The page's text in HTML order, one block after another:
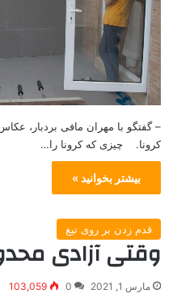
کرونا. چیزی که کرونا را…
بیشتر بخوانید »
قدم زدن بر روی تیغ
وقتی آزادی
مارس 1, 2021 0
103,059